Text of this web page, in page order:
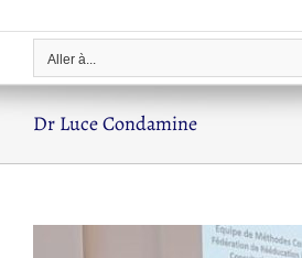
Aller à...
Dr Luce Condamine